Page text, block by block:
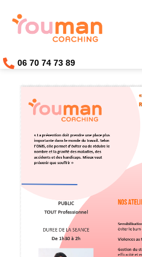
06 70 74 73 89